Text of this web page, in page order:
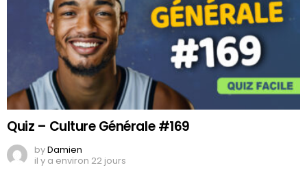
Quiz – Culture Générale #169
byDamien
il y a environ 22 jours